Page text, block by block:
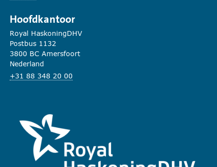
Hoofdkantoor
Royal HaskoningDHV
Postbus 1132
3800 BC Amersfoort
Nederland
+31 88 348 20 00